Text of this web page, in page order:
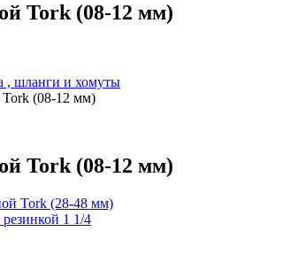
Tork (08-12 мм)
, шланги и хомуты
Tork (08-12 мм)
Tork (08-12 мм)
Tork (28-48 мм)
1 1/4